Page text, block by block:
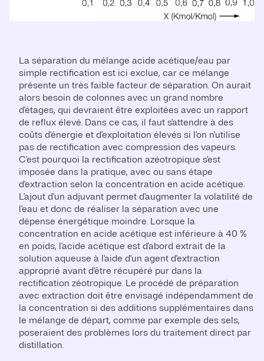
La séparation du mélange acide acétique/eau par
simple rectification est ici exclue, car ce mélange
présente un très faible facteur de séparation. On aurait
alors besoin de colonnes avec un grand nombre
d'étages, qui devraient être exploitées avec un rapport
de reflux élevé. Dans ce cas, il faut s'attendre à des
coûts d'énergie et d'exploitation élevés si l'on n'utilise
pas de rectification avec compression des vapeurs.
C'est pourquoi la rectification azéotropique s'est
imposée dans la pratique, avec ou sans étape
d'extraction selon la concentration en acide acétique.
L'ajout d'un adjuvant permet d'augmenter la volatilité de
l'eau et donc de réaliser la séparation avec une
dépense énergétique moindre. Lorsque la
concentration en acide acétique est inférieure à 40 %
en poids, l'acide acétique est d'abord extrait de la
solution aqueuse à l'aide d'un agent d'extraction
approprié avant d'être récupéré pur dans la
rectification zéotropique. Le procédé de préparation
avec extraction doit être envisagé indépendamment de
la concentration si des additions supplémentaires dans
le mélange de départ, comme par exemple des sels,
poseraient des problèmes lors du traitement direct par
distillation.